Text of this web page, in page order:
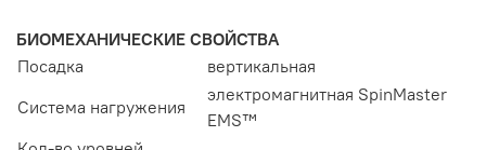
БИОМЕХАНИЧЕСКИЕ СВОЙСТВА
Посадка
вертикальная
Система нагружения
электромагнитная SpinMaster
EMS™